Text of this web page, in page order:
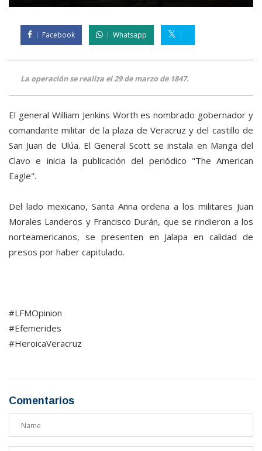
Facebook Whatsapp
La operación se realiza el 29 de marzo de 1847.
El general William Jenkins Worth es nombrado gobernador y
comandante militar de la plaza de Veracruz y del castillo de
San Juan de Ulúa. El General Scott se instala en Manga del
Clavo e inicia la publicación del periódico "The American
Eagle".
Del lado mexicano, Santa Anna ordena a los militares Juan
Morales Landeros y Francisco Durán, que se rindieron a los
norteamericanos, se presenten en Jalapa en calidad de
presos por haber capitulado.
#LFMOpinion
#Efemerides
#HeroicaVeracruz
Comentarios